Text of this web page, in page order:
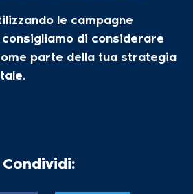
le campagne
di considerare
parte della tua strategia
Condividi: